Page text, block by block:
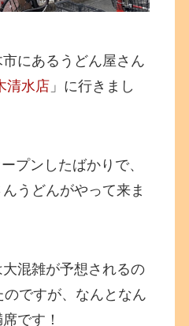
にあるうどん屋さん
清水店 」に行きまし
プンしたばかりで、
うどんがやって来ま
混雑が予想されるの
ですが、なんとなん
です！